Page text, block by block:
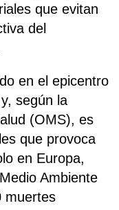
que evitan
del
en el epicentro
según la
(OMS), es
que provoca
en Europa,
Ambiente
muertes